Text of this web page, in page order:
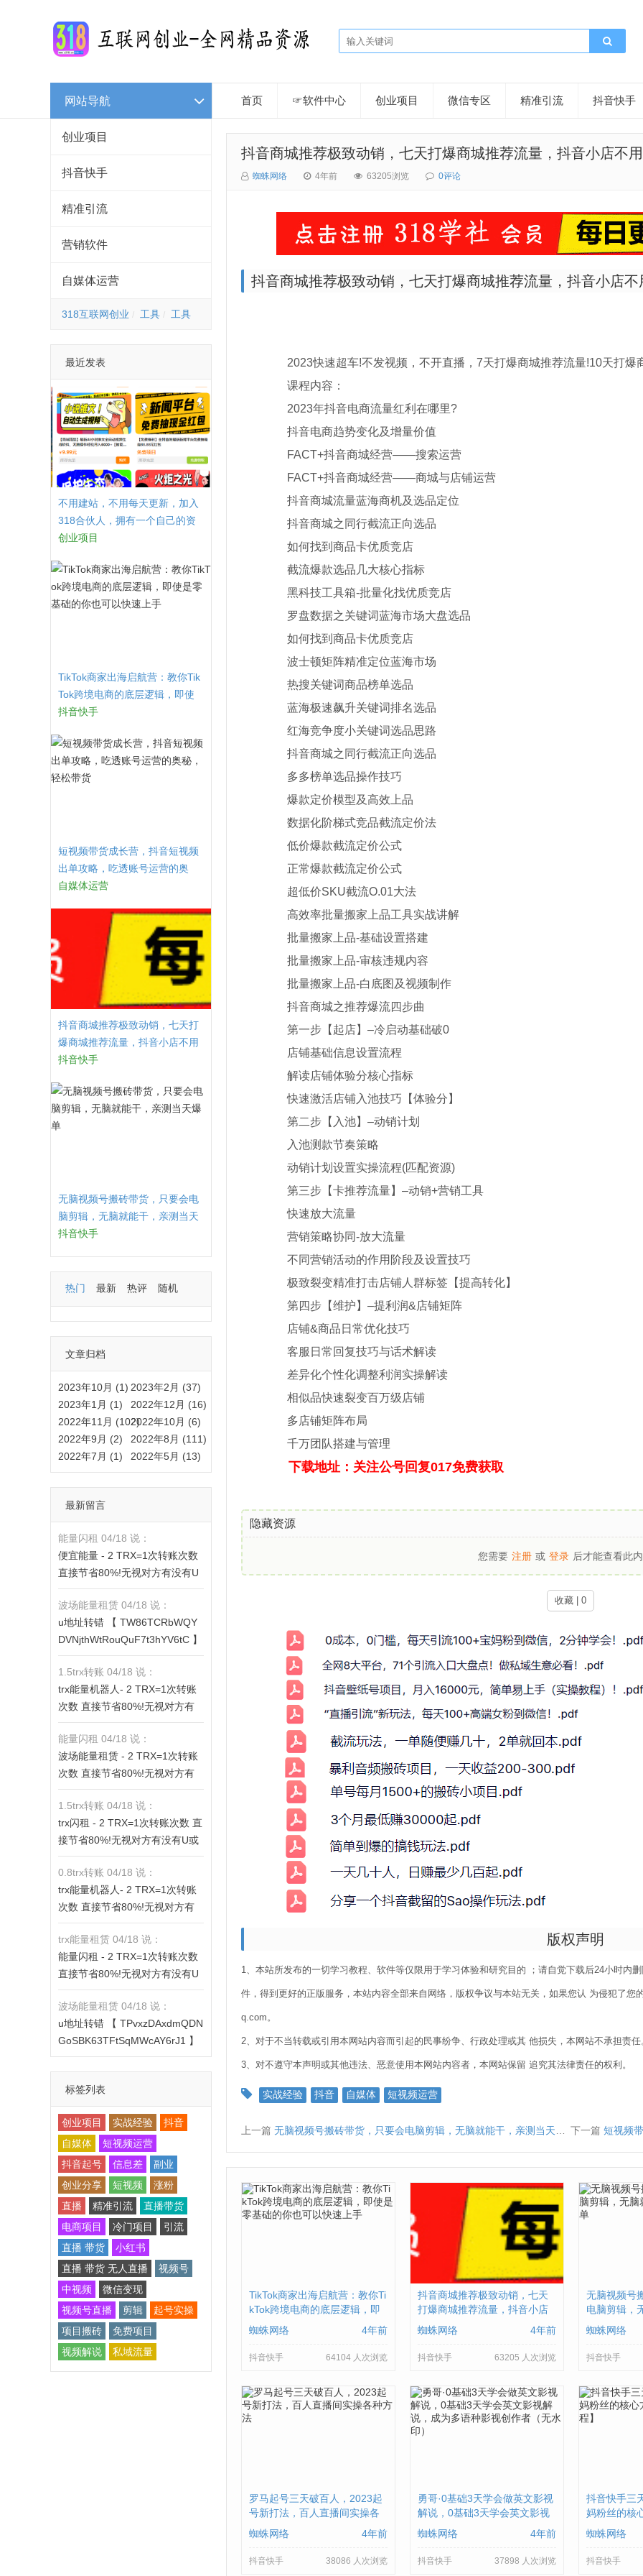
网站导航
创业项目
抖音快手
精准引流
营销软件
自媒体运营
318互联网创业 工具 工具
最近发表
不用建站，不用每天更新，加入
318合伙人，拥有一个自己的资
源站，卖课程，卖初级站长，创
创业项目
TikTok商家出海启航营：教你Tik
Tok跨境电商的底层逻辑，即使
是零基础的你也可以快速上手
抖音快手
短视频带货成长营，​抖音短视频
出单攻略，吃透账号运营的奥
秘，轻松带货
自媒体运营
抖音商城推荐极致动销，七天打
爆商城推荐流量，抖音小店不用
直播、不发视频、不囤货
抖音快手
无脑视频号搬砖带货，只要会电
脑剪辑，无脑就能干，亲测当天
爆单
抖音快手
热门 最新 热评 随机
文章归档
2023年10月 (1) 2023年2月 (37)
2023年1月 (1)
2022年12月 (16)
2022年11月 (102)2022年10月 (6)
2022年9月 (2)
2022年8月 (111)
2022年7月 (1)
2022年5月 (13)
最新留言
能量闪租 04/18 说：
便宜能量 - 2 TRX=1次转账次数
直接节省80%!无视对方有没有U
或者是否交易所,低于 2 TRX的都
是钓鱼的骗子- 复制地址【THXfh
fV6ThhYzt7d8mm4KL3dE5LWB
bwb3s】转 2 TRX即可0手续费
转账!TG机器人: @jzzTRXbot 官
网: https://jzztrx.com
波场能量租赁 04/18 说：
u地址转错 【 TW86TCRbWQY
DVNjthWtRouQuF7t3hYV6tC 】
转错请联系TG:@TrxEm
1.5trx转账 04/18 说：
trx能量机器人- 2 TRX=1次转账
次数 直接节省80%!无视对方有
没有U或者是否交易所,低于 2 TR
X的都是钓鱼的骗子- 复制地址
【THXfhfV6ThhYzt7d8mm4KL3
dE5LWBbwb3s】转 2 TRX即可0
手续费转账!TG机器人: @jzzTRX
bot 官网: https://jzztrx.com
能量闪租 04/18 说：
波场能量租赁 - 2 TRX=1次转账
次数 直接节省80%!无视对方有
没有U或者是否交易所,低于 2 TR
X的都是钓鱼的骗子- 复制地址
【THXfhfV6ThhYzt7d8mm4KL3
dE5LWBbwb3s】转 2 TRX即可0
手续费转账!TG机器人: @jzzTRX
bot 官网: https://jzztrx.com
1.5trx转账 04/18 说：
trx闪租 - 2 TRX=1次转账次数 直
接节省80%!无视对方有没有U或
者是否交易所,低于 2 TRX的都是
钓鱼的骗子- 复制地址【THXfhfV
6ThhYzt7d8mm4KL3dE5LWBb
wb3s】转 2 TRX即可0手续费转
账!TG机器人: @jzzTRXbot 官网:
https://jzztrx.com
0.8trx转账 04/18 说：
trx能量机器人- 2 TRX=1次转账
次数 直接节省80%!无视对方有
没有U或者是否交易所,低于 2 TR
X的都是钓鱼的骗子- 复制地址
【THXfhfV6ThhYzt7d8mm4KL3
dE5LWBbwb3s】转 2 TRX即可0
手续费转账!TG机器人: @jzzTRX
bot 官网: https://jzztrx.com
trx能量租赁 04/18 说：
能量闪租 - 2 TRX=1次转账次数
直接节省80%!无视对方有没有U
或者是否交易所,低于 2 TRX的都
是钓鱼的骗子- 复制地址【THXfh
fV6ThhYzt7d8mm4KL3dE5LWB
bwb3s】转 2 TRX即可0手续费
转账!TG机器人: @jzzTRXbot 官
波场能量租赁 04/18 说：
u地址转错 【 TPvxzDAxdmQDN
GoSBK63TFtSqMWcAY6rJ1 】
转错请联系TG:@TrxEm
标签列表
创业项目 实战经验
抖音
自媒体
短视频运营
抖音起号
信息差
副业
创业分享
短视频
涨粉
直播
精准引流
直播带货
电商项目
冷门项目
引流
直播 带货
小红书
直播 带货 无人直播
视频号
中视频
微信变现
视频号直播
剪辑
起号实操
项目搬砖
免费项目
视频解说
私域流量
首页 ☞软件中心 创业项目 微信专区 精准引流 抖音快手
抖音商城推荐极致动销，七天打爆商城推荐流量，抖音小店不
蜘蛛网络 4年前 63205浏览 0评论
抖音商城推荐极致动销，七天打爆商城推荐流量，抖音小店
课程内容：
2023年抖音电商流量红利在哪里?
抖音电商趋势变化及增量价值
FACT+抖音商城经营——搜索运营
FACT+抖音商城经营——商城与店铺运营
抖音商城流量蓝海商机及选品定位
抖音商城之同行截流正向选品
如何找到商品卡优质竞店
截流爆款选品几大核心指标
黑科技工具箱-批量化找优质竞店
罗盘数据之关键词蓝海市场大盘选品
如何找到商品卡优质竞店
波士顿矩阵精准定位蓝海市场
热搜关键词商品榜单选品
蓝海极速飙升关键词排名选品
红海竞争度小关键词选品思路
抖音商城之同行截流正向选品
多多榜单选品操作技巧
爆款定价模型及高效上品
数据化阶梯式竞品截流定价法
低价爆款截流定价公式
正常爆款截流定价公式
超低价SKU截流O.01大法
高效率批量搬家上品工具实战讲解
批量搬家上品-基础设置搭建
批量搬家上品-审核违规内容
批量搬家上品-白底图及视频制作
抖音商城之推荐爆流四步曲
第一步【起店】–冷启动基础破0
店铺基础信息设置流程
解读店铺体验分核心指标
快速激活店铺入池技巧【体验分】
第二步【入池】–动销计划
入池测款节奏策略
动销计划设置实操流程(匹配资源)
第三步【卡推荐流量】–动销+营销工具
快速放大流量
营销策略协同-放大流量
不同营销活动的作用阶段及设置技巧
极致裂变精准打击店铺人群标签【提高转化】
第四步【维护】–提利润&店铺矩阵
店铺&商品日常优化技巧
客服日常回复技巧与话术解读
差异化个性化调整利润实操解读
相似品快速裂变百万级店铺
多店铺矩阵布局
千万团队搭建与管理
下载地址：关注公号回复017免费获取
隐藏资源
您需要 注册 或 登录 后才能查看此
收藏 | 0
版权声明
1、本站所发布的一切学习教程、软件等仅限用于学习体验和研究目的 ；请自觉下载后24小时内
件，得到更好的正版服务，本站内容全部来自网络，版权争议与本站无关，如果您认 为侵犯了您
q.com。
2、对于不当转载或引用本网站内容而引起的民事纷争、行政处理或其 他损失，本网站不承担责任
3、对不遵守本声明或其他违法、恶意使用本网站内容者，本网站保留 追究其法律责任的权利。
实战经验 抖音 自媒体 短视频运营
上一篇 无脑视频号搬砖带货，只要会电脑剪辑，无脑就能干，亲测当天爆单 下一篇 短视频带
TikTok商家出海启航营：教你Ti
kTok跨境电商的底层逻辑，即
使是零基础的你也可以快速上
手
蜘蛛网络 4年前
抖音快手 64104 人次浏览
抖音商城推荐极致动销，七天
打爆商城推荐流量，抖音小店
不用直播、不发视频、不囤货
蜘蛛网络 4年前
抖音快手 63205 人次浏览
无脑视频号
电脑剪辑，
当天爆单
蜘蛛网络
抖音快手
罗马起号三天破百人，​2023起
号新打法，百人直播间实操各
种方法
蜘蛛网络 4年前
抖音快手 38086 人次浏览
勇哥·0基础3天学会做英文影视
解说，0基础3天学会英文影视
解说，成为多语种影视创作者
（无水印）
蜘蛛网络 4年前
抖音快手 37898 人次浏览
抖音快手三
妈粉丝的核
教程】
蜘蛛网络
抖音快手